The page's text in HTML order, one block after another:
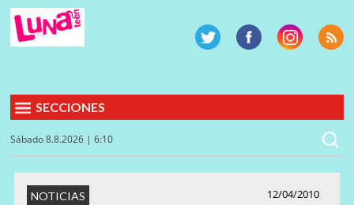
SECCIONES
Sábado 8.8.2026 | 6:10
12/04/2010
NOTICIAS